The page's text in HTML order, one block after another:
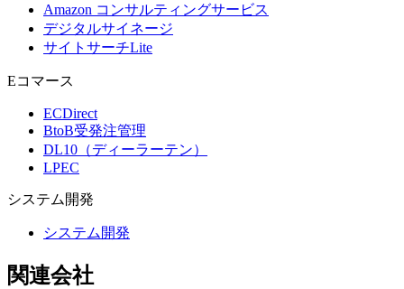
Amazon コンサルティングサービス
デジタルサイネージ
サイトサーチLite
Eコマース
ECDirect
BtoB受発注管理
DL10（ディーラーテン）
LPEC
システム 開発
システム開発
関連会社